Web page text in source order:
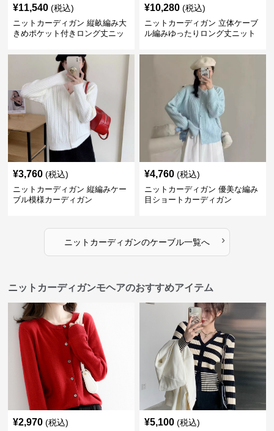
¥11,540 (税込)
ニットカーディガン 縦畝編み大
きめポケット付きロング丈ニッ
¥10,280 (税込)
ニットカーディガン 立体ケーブ
ル編みゆったりロング丈ニット
¥3,760 (税込)
ニットカーディガン 縦編みケー
ブル模様カーディガン
¥4,760 (税込)
ニットカーディガン 優美な編み
目ショートカーディガン
ニットカーディガンのケーブル一覧へ ›
ニットカーディガンモヘアのおすすめアイテム
¥2,970 (税込) ¥5,100 (税込)